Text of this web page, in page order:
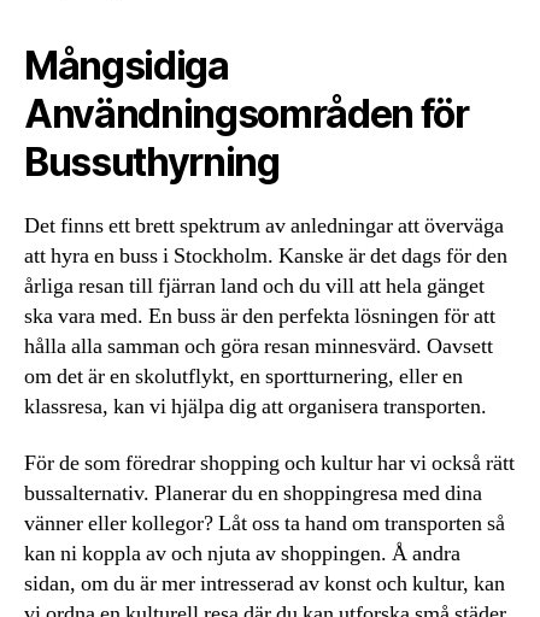
Mångsidiga
Användningsområden för
Bussuthyrning
Det finns ett brett spektrum av anledningar att överväga
att hyra en buss i Stockholm. Kanske är det dags för den
årliga resan till fjärran land och du vill att hela gänget
ska vara med. En buss är den perfekta lösningen för att
hålla alla samman och göra resan minnesvärd. Oavsett
om det är en skolutflykt, en sportturnering, eller en
klassresa, kan vi hjälpa dig att organisera transporten.
För de som föredrar shopping och kultur har vi också rätt
bussalternativ. Planerar du en shoppingresa med dina
vänner eller kollegor? Låt oss ta hand om transporten så
kan ni koppla av och njuta av shoppingen. Å andra
sidan, om du är mer intresserad av konst och kultur, kan